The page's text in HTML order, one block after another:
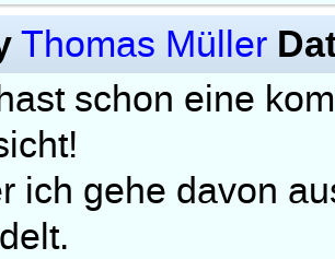
Thomas Müller
schon eine
ich gehe davon